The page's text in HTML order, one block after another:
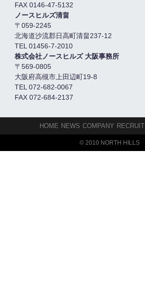
FAX 0146-47-5132
ノースヒルズ清畠
〒059-2245
北海道沙流郡日高町清畠237-12
TEL 01456-7-2010
株式会社ノースヒルズ 大阪事務所
〒569-0805
大阪府高槻市上田辺町19-8
TEL 072-682-0067
FAX 072-684-2137
HOME NEWS COMPANY RECRUIT
© 2010 NORTH HILLS